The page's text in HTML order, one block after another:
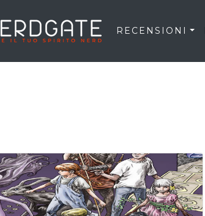
RECENSIONI